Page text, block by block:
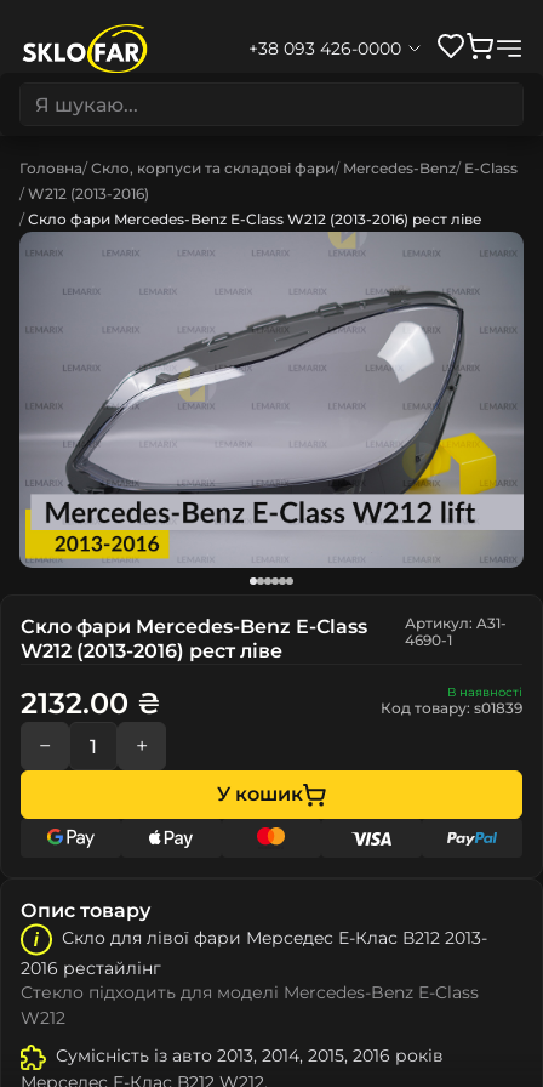
+38 093 426-0000
Головна Скло, корпуси та складові фари Mercedes-Benz E-Class
W212 (2013-2016)
Скло фари Mercedes-Benz E-Class W212 (2013-2016) рест ліве
Скло фари Mercedes-Benz E-Class
W212 (2013-2016) рест ліве
Артикул: A31-
4690-1
В наявності
Код товару: s01839
2132.00 ₴
− +
У кошик
Опис товару
Скло для лівої фари Мeрceдec Е-Клас В212 2013-
2016 рестайлінг
Стекло підходить для моделі Mercedes-Benz E-Class
W212
Сумісність із авто 2013, 2014, 2015, 2016 років
Мeрceдec Е-Клас В212 W212.